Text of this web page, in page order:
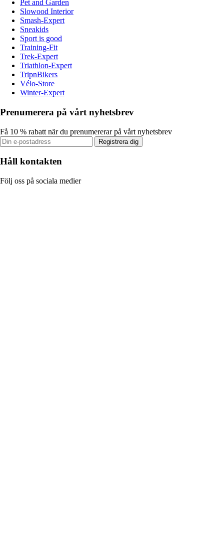
Pet and Garden
Slowood Interior
Smash-Expert
Sneakids
Sport is good
Training-Fit
Trek-Expert
Triathlon-Expert
TripnBikers
Vélo-Store
Winter-Expert
Prenumerera på vårt nyhetsbrev
Få 10 % rabatt när du prenumererar på vårt nyhetsbrev
Registrera dig
Håll kontakten
Följ oss på sociala medier